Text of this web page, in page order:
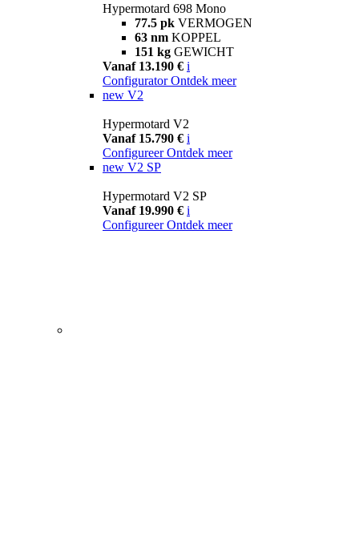
Hypermotard 698 Mono
77.5 pk VERMOGEN
63 nm KOPPEL
151 kg GEWICHT
Vanaf 13.190 € i
Configurator Ontdek meer
new V2
Hypermotard V2
Vanaf 15.790 € i
Configureer Ontdek meer
new V2 SP
Hypermotard V2 SP
Vanaf 19.990 € i
Configureer Ontdek meer